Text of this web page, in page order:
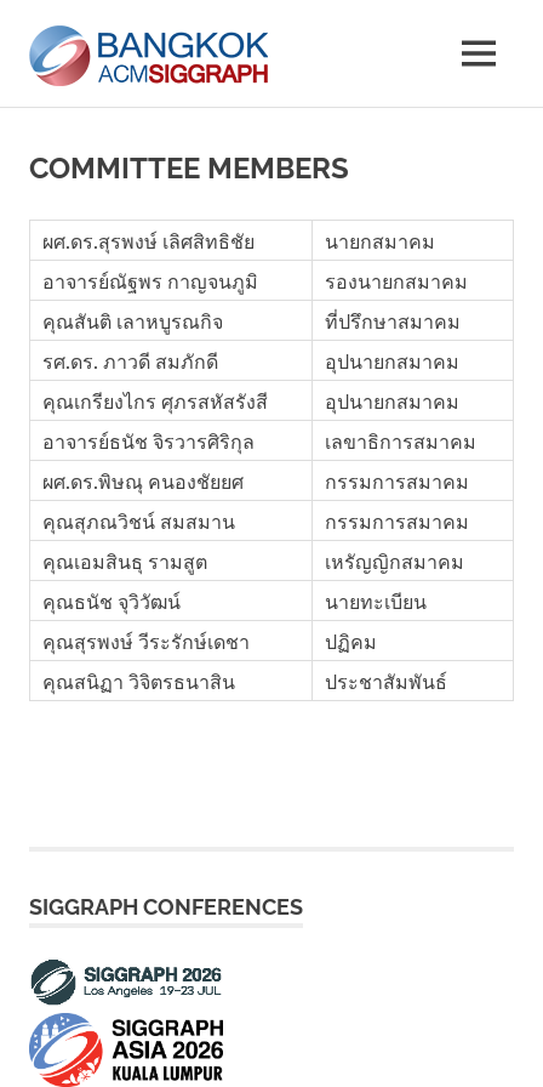
content
Bangkok
ACM
MENU
COMMITTEE MEMBERS
ผศ.ดร.สุรพงษ์ เลิศสิทธิชัย
นายกสมาคม
อาจารย์ณัฐพร กาญจนภูมิ
รองนายกสมาคม
คุณสันติ เลาหบูรณกิจ
ที่ปรึกษาสมาคม
รศ.ดร. ภาวดี สมภักดี
อุปนายกสมาคม
คุณเกรียงไกร ศุภรสหัสรังสี
อุปนายกสมาคม
อาจารย์ธนัช จิรวารศิริกุล
เลขาธิการสมาคม
ผศ.ดร.พิษณุ คนองชัยยศ
กรรมการสมาคม
คุณสุภณวิชน์ สมสมาน
กรรมการสมาคม
คุณเอมสินธุ รามสูต
เหรัญญิกสมาคม
คุณธนัช จุวิวัฒน์
นายทะเบียน
คุณสุรพงษ์ วีระรักษ์เดชา
ปฏิคม
คุณสนิฏา วิจิตรธนาสิน
ประชาสัมพันธ์
SIGGRAPH CONFERENCES